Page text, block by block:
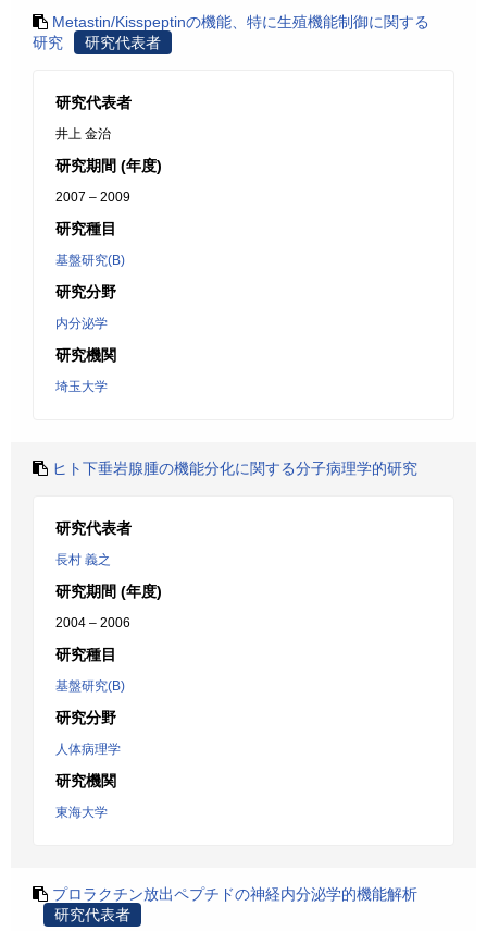
Metastin/Kisspeptinの機能、特に生殖機能制御に関する
研究
研究代表者
研究代表者
井上 金治
研究期間 (年度)
2007 – 2009
研究種目
基盤研究(B)
研究分野
内分泌学
研究機関
埼玉大学
ヒト下垂岩腺腫の機能分化に関する分子病理学的研究
研究代表者
長村 義之
研究期間 (年度)
2004 – 2006
研究種目
基盤研究(B)
研究分野
人体病理学
研究機関
東海大学
プロラクチン放出ペプチドの神経内分泌学的機能解析
研究代表者